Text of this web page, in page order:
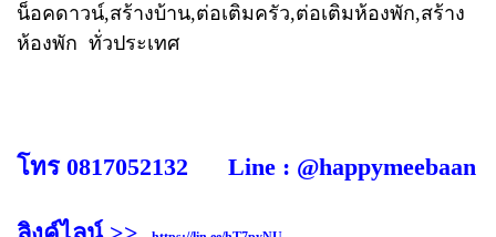
น็อคดาวน์,สร้างบ้าน,ต่อเติมครัว,ต่อเติมห้องพัก,สร้าง
ห้องพัก ทั่วประเทศ
โทร 0817052132 Line : @happymeebaan